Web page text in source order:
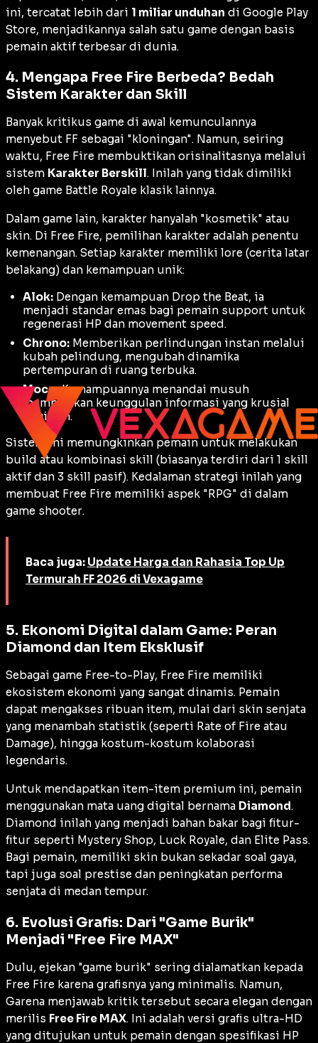
ini, tercatat lebih dari 1 miliar unduhan di Google Play
Store, menjadikannya salah satu game dengan basis
pemain aktif terbesar di dunia.
4. Mengapa Free Fire Berbeda? Bedah
Sistem Karakter dan Skill
Banyak kritikus game di awal kemunculannya
menyebut FF sebagai "kloningan". Namun, seiring
waktu, Free Fire membuktikan orisinalitasnya melalui
sistem Karakter Berskill. Inilah yang tidak dimiliki
oleh game Battle Royale klasik lainnya.
Dalam game lain, karakter hanyalah "kosmetik" atau
skin. Di Free Fire, pemilihan karakter adalah penentu
kemenangan. Setiap karakter memiliki lore (cerita latar
belakang) dan kemampuan unik:
Alok: Dengan kemampuan Drop the Beat, ia
menjadi standar emas bagi pemain support untuk
regenerasi HP dan movement speed.
Chrono: Memberikan perlindungan instan melalui
kubah pelindung, mengubah dinamika
pertempuran di ruang terbuka.
Moco:Kemampuannya menandai musuh
memberikan keunggulan informasi yang krusial
bagi tim.
Sistem ini memungkinkan pemain untuk melakukan
build atau kombinasi skill (biasanya terdiri dari 1 skill
aktif dan 3 skill pasif). Kedalaman strategi inilah yang
membuat Free Fire memiliki aspek "RPG" di dalam
game shooter.
Baca juga: Update Harga dan Rahasia Top Up
Termurah FF 2026 di Vexagame
5. Ekonomi Digital dalam Game: Peran
Diamond dan Item Eksklusif
Sebagai game Free-to-Play, Free Fire memiliki
ekosistem ekonomi yang sangat dinamis. Pemain
dapat mengakses ribuan item, mulai dari skin senjata
yang menambah statistik (seperti Rate of Fire atau
Damage), hingga kostum-kostum kolaborasi
legendaris.
Untuk mendapatkan item-item premium ini, pemain
menggunakan mata uang digital bernama Diamond.
Diamond inilah yang menjadi bahan bakar bagi fitur-
fitur seperti Mystery Shop, Luck Royale, dan Elite Pass.
Bagi pemain, memiliki skin bukan sekadar soal gaya,
tapi juga soal prestise dan peningkatan performa
senjata di medan tempur.
6. Evolusi Grafis: Dari "Game Burik"
Menjadi "Free Fire MAX"
Dulu, ejekan "game burik" sering dialamatkan kepada
Free Fire karena grafisnya yang minimalis. Namun,
Garena menjawab kritik tersebut secara elegan dengan
merilis Free Fire MAX. Ini adalah versi grafis ultra-HD
yang ditujukan untuk pemain dengan spesifikasi HP